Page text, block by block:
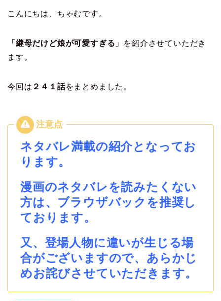
こんにちは、ちゃむです。
「継母だけど娘が可愛すぎる」
を紹介させていただき
ます。
今回は ２４１ 話をまとめました。
ネタバレ満載の紹介となってお
ります。
漫画のネタバレを読みたくない
方は、ブラウザバックを推奨し
ております。
又、登場人物に違いが生じる場
合がございますので、あらかじ
めお詫びさせていただきます。